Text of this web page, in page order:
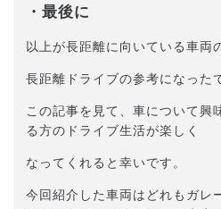
・最後に
以上が長距離に向いている車両
長距離ドライブの参考になった
この記事を見て、車について興
る方のドライブ生活が楽しく
なってくれると幸いです。
今回紹介した車両はどれもガレ